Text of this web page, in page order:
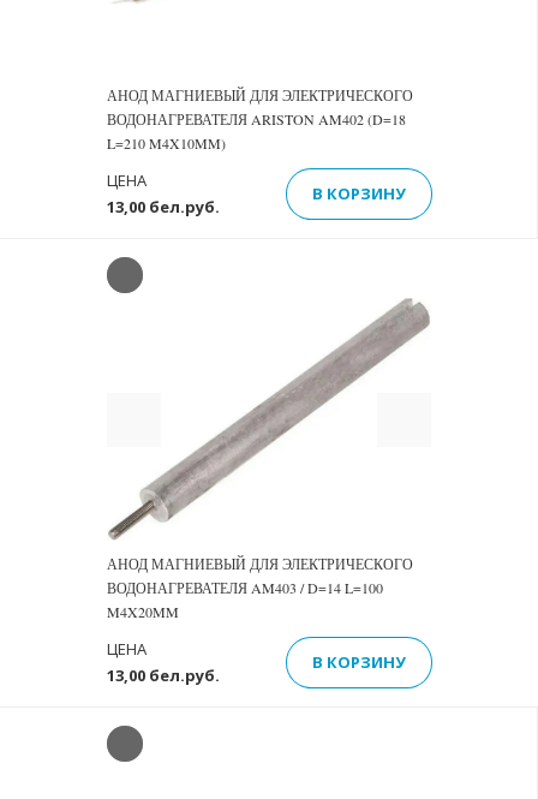
АНОД МАГНИЕВЫЙ ДЛЯ ЭЛЕКТРИЧЕСКОГО
ВОДОНАГРЕВАТЕЛЯ ARISTON AM402 (D=18
L=210 M4X10MM)
13,00 бел.руб.
ЦЕНА
В КОРЗИНУ
АНОД МАГНИЕВЫЙ ДЛЯ ЭЛЕКТРИЧЕСКОГО
ВОДОНАГРЕВАТЕЛЯ AM403 / D=14 L=100
M4X20MM
13,00 бел.руб.
ЦЕНА
В КОРЗИНУ